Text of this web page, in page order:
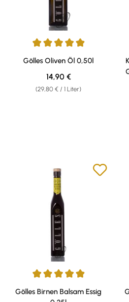
Durchschnittliche Bewertung von
Gölles Oliven Öl 0,50l
(29,80 € / 1 Liter)
Regulärer Preis:
14,90 €
Durchschnittliche Bewertung von
Gölles Birnen Balsam Essig